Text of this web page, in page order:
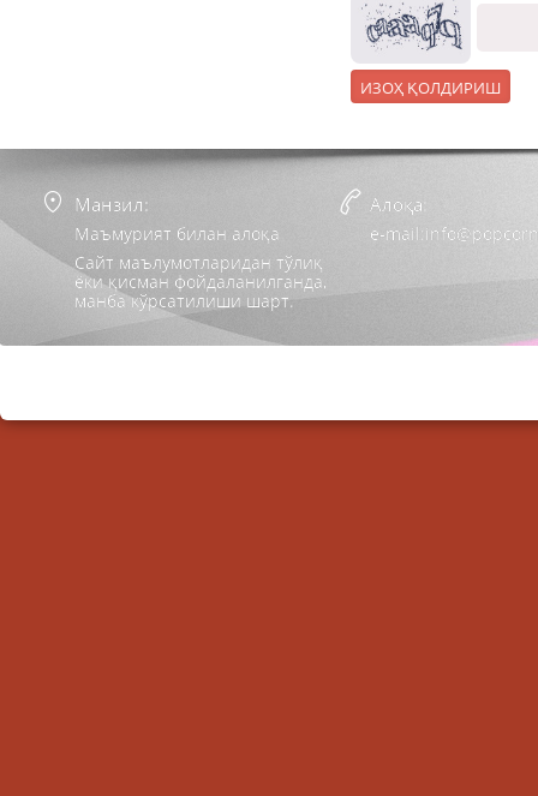
Манзил:
Маъмурият билан алоқа
Сайт маълумотларидан тўлиқ
ёки қисман фойдаланилганда,
манба кўрсатилиши шарт.
Алоқа:
e-